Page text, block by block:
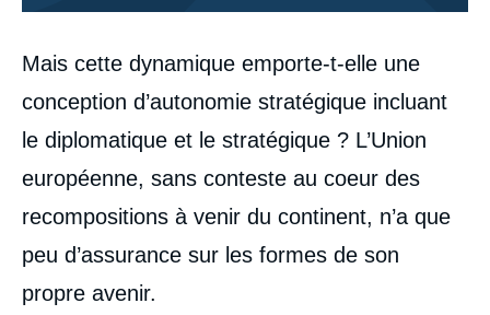
Corps
analyses
Mais cette dynamique emporte-t-elle une
conception d’autonomie stratégique incluant
le diplomatique et le stratégique ? L’Union
européenne, sans conteste au coeur des
recompositions à venir du continent, n’a que
peu d’assurance sur les formes de son
propre avenir.